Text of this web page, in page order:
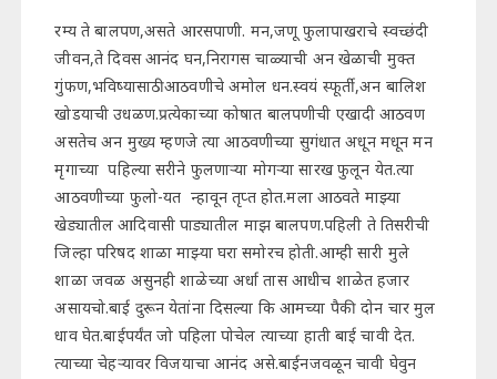
रम्य ते बालपण,असते आरसपाणी. मन,जणू फुलापाखराचे स्वच्छंदी
जीवन,ते दिवस आनंद घन,निरागस चाळ्याची अन खेळाची मुक्त
गुंफण,भविष्यासाठी आठवणीचे अमोल धन.स्वयं स्फूर्ती,अन बालिश
खोडयाची उधळण.प्रत्येकाच्या कोषात बालपणीची एखादी आठवण
असतेच अन मुख्य म्हणजे त्या आठवणीच्या सुगंधात अधून मधून मन
मृगाच्या पहिल्या सरीने फुलणाऱ्या मोगऱ्या सारख फुलून येत.त्या
आठवणीच्या फुलो-यत न्हावून तृप्त होत.मला आठवते माझ्या
खेड्यातील आदिवासी पाड्यातील माझ बालपण.पहिली ते तिसरीची
जिल्हा परिषद शाळा माझ्या घरा समोरच होती.आम्ही सारी मुले
शाळा जवळ असुनही शाळेच्या अर्धा तास आधीच शाळेत हजार
असायचो.बाई दुरून येतांना दिसल्या कि आमच्या पैकी दोन चार मुल
धाव घेत.बाईपर्यंत जो पहिला पोचेल त्याच्या हाती बाई चावी देत.
त्याच्या चेहऱ्यावर विजयाचा आनंद असे.बाईनजवळून चावी घेवुन